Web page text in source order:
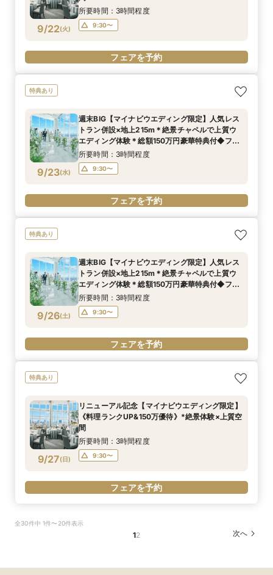
9/22(火)
所要時間：3時間程度
9:30〜
フェアを予約
特典あり
9/23(水)
週末BIG【マイナビウエディング限定】人気レス
トラン併設×地上215m＊絶景チャペルで上質ウ
エディング体験＊総額150万円豪華特典付◆フェ
ア
所要時間：3時間程度
9:30〜
フェアを予約
特典あり
9/26(土)
週末BIG【マイナビウエディング限定】人気レス
トラン併設×地上215m＊絶景チャペルで上質ウ
エディング体験＊総額150万円豪華特典付◆フェ
ア
所要時間：3時間程度
9:30〜
フェアを予約
特典あり
9/27(日)
リニューアル記念【マイナビウエディング限定】
《料理ランクUP&150万優待》*絶景体験×上質空
間
所要時間：3時間程度
9:30〜
フェアを予約
全30件中 1件〜20件表示
12 次へ